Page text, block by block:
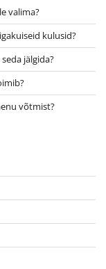
valima?
kulusid?
jälgida?
võtmist?